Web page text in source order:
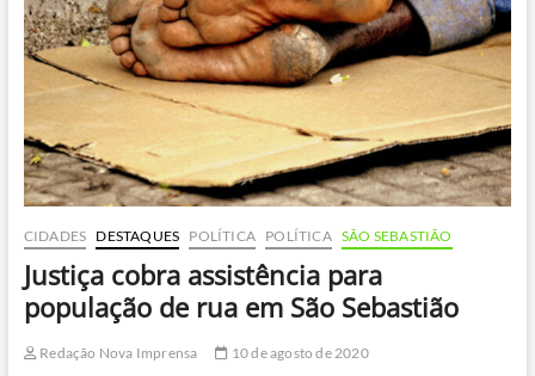
oferece
atendimento
animais
CIDADES DESTAQUES POLÍTICA POLÍTICA SÃO SEBASTIÃO
Justiça cobra assistência para
população de rua em São Sebastião
Redação Nova Imprensa
10 de agosto de 2020